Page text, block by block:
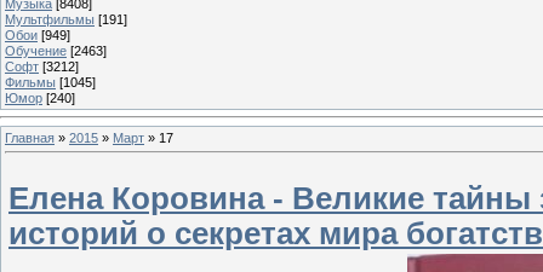
Музыка [8408]
Мультфильмы [191]
Обои [949]
Обучение [2463]
Софт [3212]
Фильмы [1045]
Юмор [240]
Главная » 2015 » Март » 17
Елена Коровина - Великие тайны
историй о секретах мира